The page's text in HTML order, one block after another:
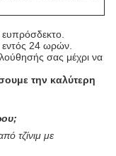
ευπρόσδεκτο.
24 ωρών.
σας μέχρι να
την καλύτερη
τζίνιμ με